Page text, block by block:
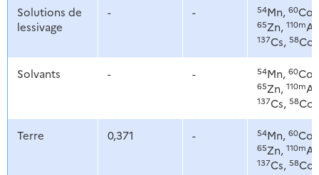
Solutions de
lessivage
- - 54Mn, 60Co,
65Zn, 110m
137Cs, 58Co
Solvants - - 54Mn, 60Co,
65Zn, 110m
137Cs, 58Co
Terre 0,371 - 54Mn, 60Co,
65Zn, 110m
137Cs, 58Co